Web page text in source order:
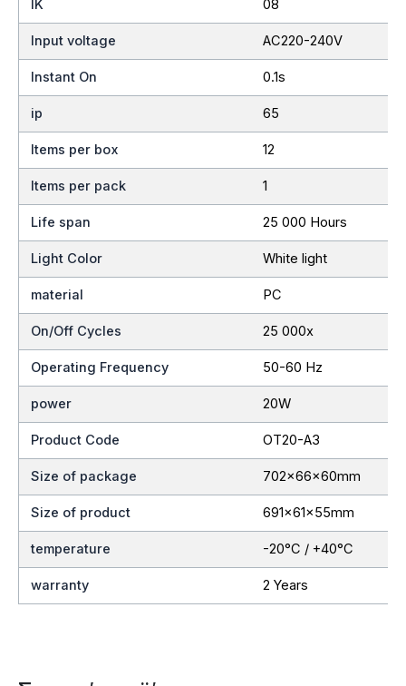
IK 08
Input voltage AC220-240V
Instant On 0.1s
ip 65
Items per box 12
Items per pack 1
Life span 25 000 Hours
Light Color White light
material PC
On/Off Cycles 25 000x
Operating Frequency 50-60 Hz
power 20W
Product Code OT20-A3
Size of package 702x66x60mm
Size of product 691x61x55mm
temperature -20°C / +40°C
warranty 2 Years